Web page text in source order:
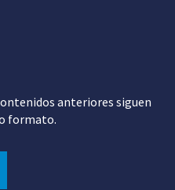
anteriores siguen
formato.